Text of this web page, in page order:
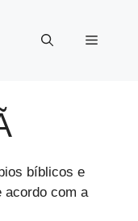
Menu
bíblicos e
acordo com a